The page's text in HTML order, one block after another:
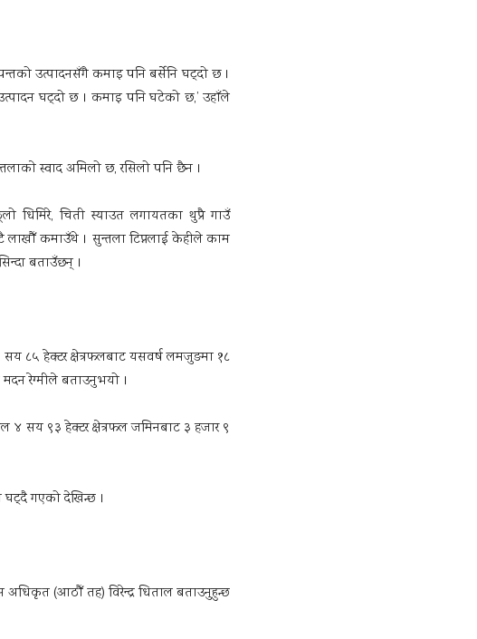
उत्पादनसँगै कमाइ पनि बर्सेनि घट्दो छ ।
घट्दो छ । कमाइ पनि घटेको छ,’ उहाँले
स्वाद अमिलो छ, रसिलो पनि छैन ।
धिमिरे, चिती स्याउत लगायतका थुप्रै गाउँ
लाखौँ कमाउँथे । सुन्तला टिप्नलाई केहीले काम
बताउँछन् ।
८५ हेक्टर क्षेत्रफलबाट यसवर्ष लमजुङमा १८
रेग्मीले बताउनुभयो ।
४ सय ९३ हेक्टर क्षेत्रफल जमिनबाट ३ हजार ९
घट्दै गएको देखिन्छ ।
अधिकृत (आठौँ तह) विरेन्द्र धिताल बताउनुहुन्छ